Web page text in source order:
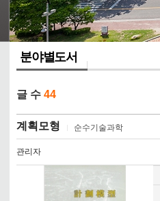
분야별도서
글 수 44
계획모형 순수기술과학
관리자